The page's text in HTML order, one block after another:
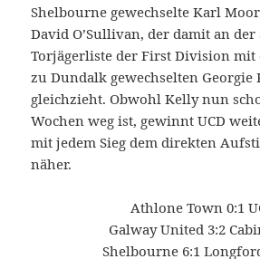
Shelbourne gewechselte Karl
David O’Sullivan, der damit an der
Torjägerliste der First Division
zu Dundalk gewechselten Georgie
gleichzieht. Obwohl Kelly nun
Wochen weg ist, gewinnt UCD
mit jedem Sieg dem direkten
näher.
Athlone Town 0:1
Galway United 3:2
Shelbourne 6:1